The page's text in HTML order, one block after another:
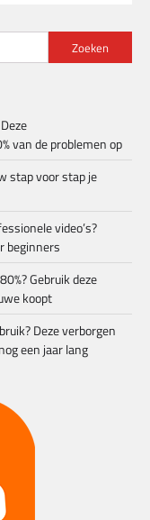
Zoeken
van de problemen op
stap voor stap je
video’s?
beginners
Gebruik deze
koopt
Deze verborgen
een jaar lang